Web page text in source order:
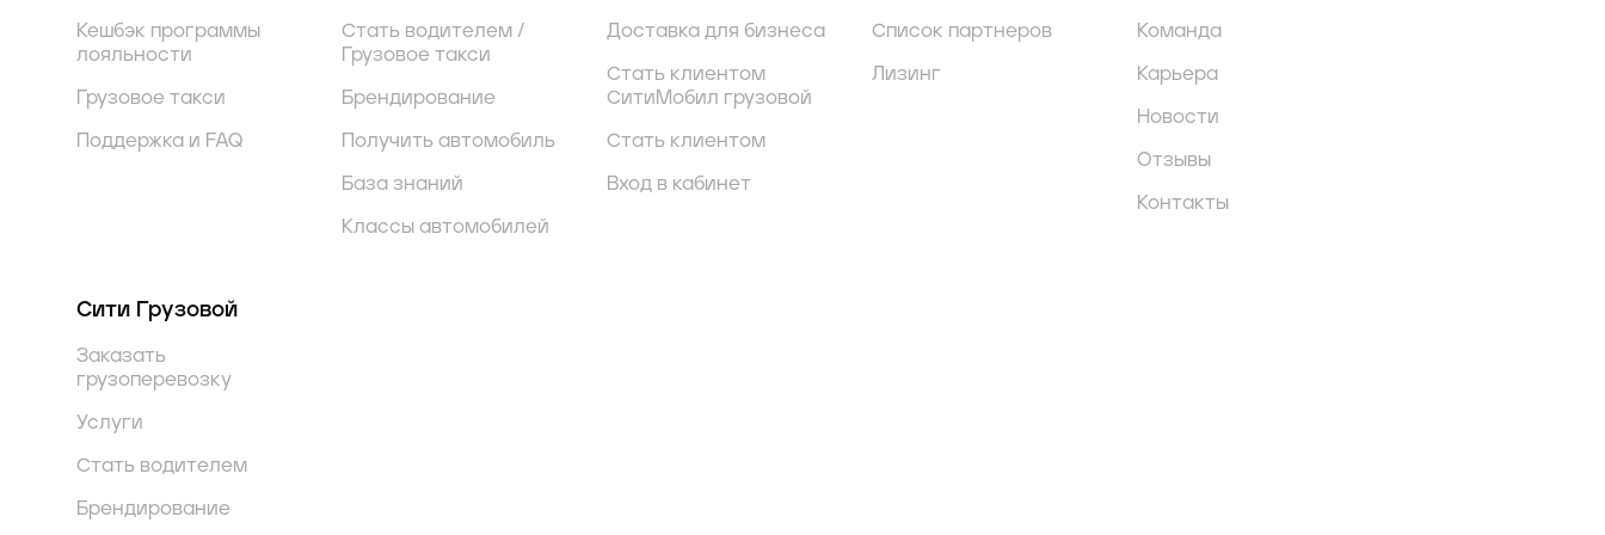
Кешбэк программы
лояльности
Грузовое такси
Поддержка и FAQ
Стать водителем /
Грузовое такси
Брендирование
Получить автомобиль
База знаний
Классы автомобилей
Доставка для бизнеса
Стать клиентом
СитиМобил грузовой
Стать клиентом
Вход в кабинет
Список партнеров
Лизинг
Команда
Карьера
Новости
Отзывы
Контакты
Сити Грузовой
Заказать
грузоперевозку
Услуги
Стать водителем
Брендирование